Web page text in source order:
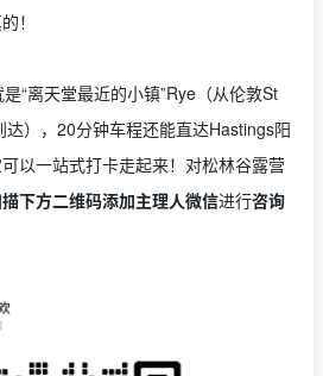
！
“离天堂最近的小镇”Rye（从伦敦St
），20分钟车程还能直达Hastings阳
以一站式打卡走起来！对松林谷露营
下方二维码添加主理人微信进行咨询